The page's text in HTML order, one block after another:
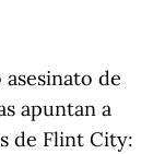
de
apuntan a
de Flint City: